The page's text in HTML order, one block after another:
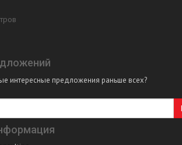
интересные предложения раньше всех?